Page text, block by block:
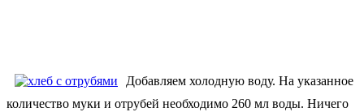
Добавляем холодную воду. На указанное
количество муки и отрубей необходимо 260 мл воды. Ничего